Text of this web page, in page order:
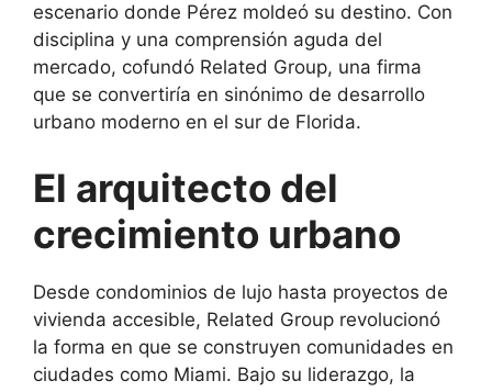
escenario donde Pérez moldeó su destino. Con
disciplina y una comprensión aguda del
mercado, cofundó Related Group, una firma
que se convertiría en sinónimo de desarrollo
urbano moderno en el sur de Florida.
El arquitecto del
crecimiento urbano
Desde condominios de lujo hasta proyectos de
vivienda accesible, Related Group revolucionó
la forma en que se construyen comunidades en
ciudades como Miami. Bajo su liderazgo, la